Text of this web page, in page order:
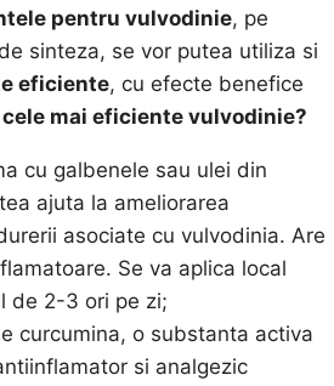
pentru vulvodinie, pe
sinteza, se vor putea utiliza si
eficiente, cu efecte benefice
mai eficiente vulvodinie?
cu galbenele sau ulei din
ajuta la ameliorarea
asociate cu vulvodinia. Are
Se va aplica local
de 2-3 ori pe zi;
curcumina, o substanta activa
si analgezic